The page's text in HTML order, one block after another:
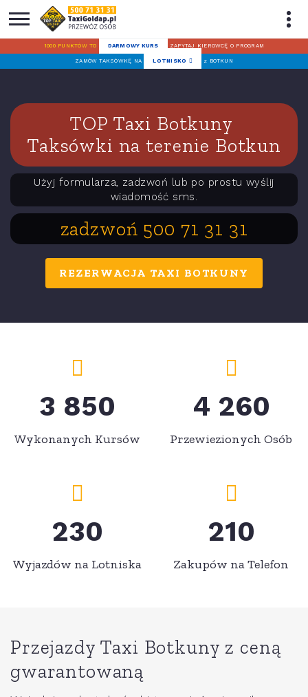
1000 PUNKTÓW TO DARMOWY KURS ZAPYTAJ KIEROWCĘ O PROGRAM
ZAMÓW TAKSÓWKĘ NA LOTNISKO z BOTKUN
TOP Taxi Botkuny
Taksówki na terenie Botkun
Użyj formularza, zadzwoń lub po prostu wyślij
wiadomość sms.
zadzwoń 500 71 31 31
REZERWACJA TAXI BOTKUNY
3 850
Wykonanych Kursów
4 260
Przewiezionych Osób
230
Wyjazdów na Lotniska
210
Zakupów na Telefon
Przejazdy Taxi Botkuny z ceną
gwarantowaną